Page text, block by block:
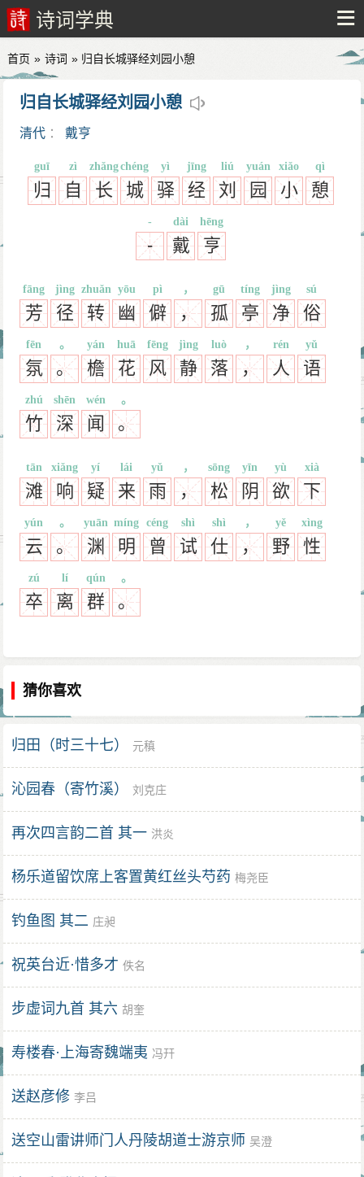
诗词学典
首页 » 诗词 » 归自长城驿经刘园小憩
归自长城驿经刘园小憩
清代 ：戴亨
归
guī
自
zì
长
zhǎng
城
chéng
驿
yì
经
jīng
刘
liú
园
yuán
小
xiǎo
憩
qì
-
-
戴
dài
亨
hēng
芳
fāng
径
jìng
转
zhuǎn
幽
yōu
僻
pì
，
，
孤
gū
亭
tíng
净
jìng
俗
sú
氛
fēn
。
。
檐
yán
花
huā
风
fēng
静
jìng
落
luò
，
，
人
rén
语
yǔ
竹
zhú
深
shēn
闻
wén
。
。
滩
tān
响
xiǎng
疑
yí
来
lái
雨
yǔ
，
，
松
sōng
阴
yīn
欲
yù
下
xià
云
yún
。
。
渊
yuān
明
míng
曾
céng
试
shì
仕
shì
，
，
野
yě
性
xìng
卒
zú
离
lí
群
qún
。
。
猜你喜欢
归田（时三十七） 元稹
沁园春（寄竹溪） 刘克庄
再次四言韵二首 其一 洪炎
杨乐道留饮席上客置黄红丝头芍药 梅尧臣
钓鱼图 其二 庄昶
祝英台近·惜多才 佚名
步虚词九首 其六 胡奎
寿楼春·上海寄魏端夷 冯幵
送赵彦修 李吕
送空山雷讲师门人丹陵胡道士游京师 吴澄